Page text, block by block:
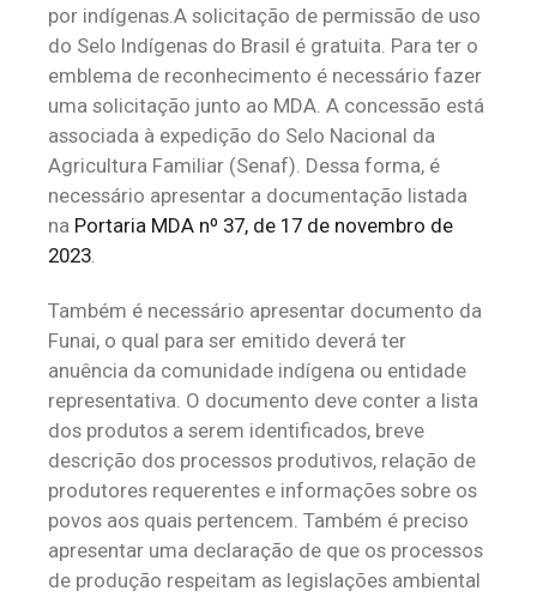
por indígenas.A solicitação de permissão de uso
do Selo Indígenas do Brasil é gratuita. Para ter o
emblema de reconhecimento é necessário fazer
uma solicitação junto ao MDA. A concessão está
associada à expedição do Selo Nacional da
Agricultura Familiar (Senaf). Dessa forma, é
necessário apresentar a documentação listada
na Portaria MDA nº 37, de 17 de novembro de
2023.
Também é necessário apresentar documento da
Funai, o qual para ser emitido deverá ter
anuência da comunidade indígena ou entidade
representativa. O documento deve conter a lista
dos produtos a serem identificados, breve
descrição dos processos produtivos, relação de
produtores requerentes e informações sobre os
povos aos quais pertencem. Também é preciso
apresentar uma declaração de que os processos
de produção respeitam as legislações ambiental